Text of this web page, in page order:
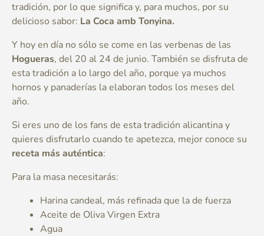
tradición, por lo que significa y, para muchos, por su
delicioso sabor: La Coca amb Tonyina.
Y hoy en día no sólo se come en las verbenas de las
Hogueras, del 20 al 24 de junio. También se disfruta de
esta tradición a lo largo del año, porque ya muchos
hornos y panaderías la elaboran todos los meses del
año.
Si eres uno de los fans de esta tradición alicantina y
quieres disfrutarlo cuando te apetezca, mejor conoce su
receta más auténtica:
Para la masa necesitarás:
Harina candeal, más refinada que la de fuerza
Aceite de Oliva Virgen Extra
Agua